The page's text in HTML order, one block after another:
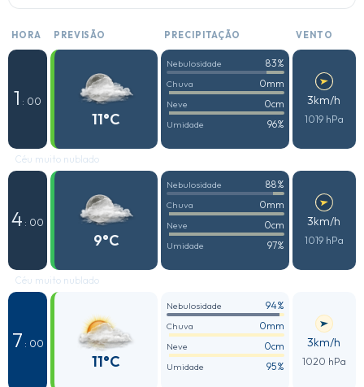
HORA PREVISÃO PRECIPITAÇÃO VENTO
1 : 00
11°C
Nebulosidade 83%
Chuva 0mm
Neve 0cm
Umidade 96%
3km/h
1019 hPa
Céu muito nublado
4 : 00
9°C
Nebulosidade 88%
Chuva 0mm
Neve 0cm
Umidade 97%
3km/h
1019 hPa
Céu muito nublado
7 : 00
11°C
Nebulosidade 94%
Chuva 0mm
Neve 0cm
Umidade 95%
3km/h
1020 hPa